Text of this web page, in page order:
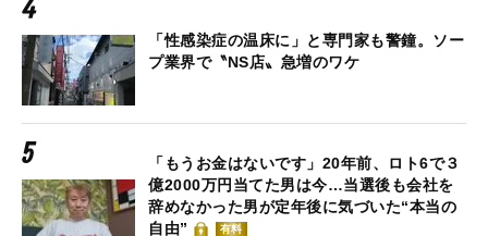
「性感染症の温床に」と専門家も警鐘。ソー
プ業界で〝NS店〟急増のワケ
「もうお金はないです」20年前、ロト6で３
億2000万円当てた男は今…当選後も会社を
辞めなかった男が定年後に気づいた“本当の
自由”
有料